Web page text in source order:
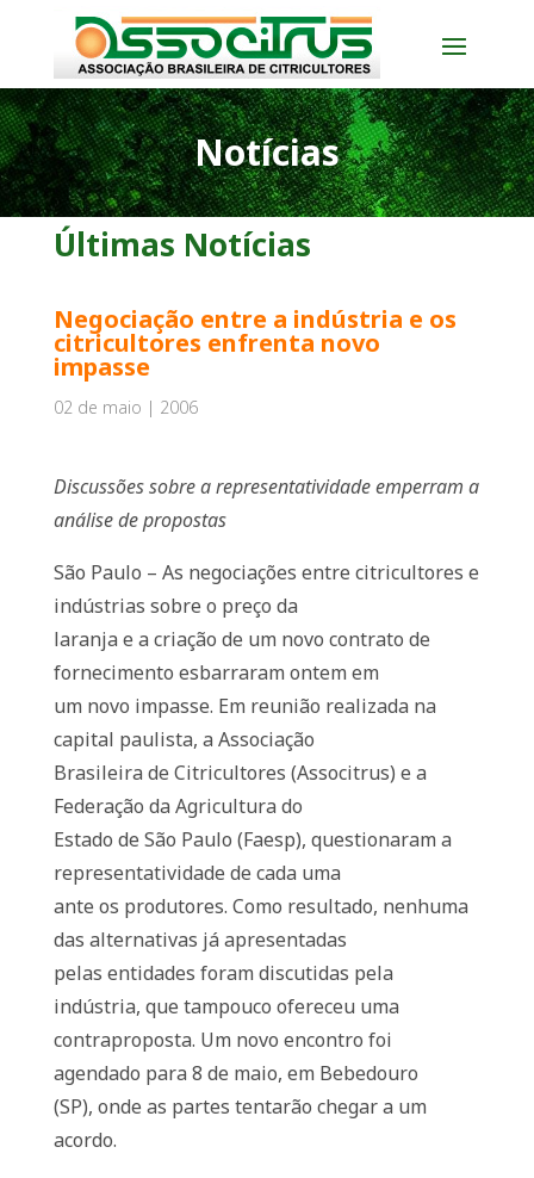
Notícias
Últimas Notícias
Negociação entre a indústria e os
citricultores enfrenta novo
impasse
02 de maio | 2006
Discussões sobre a representatividade emperram a
análise de propostas
São Paulo – As negociações entre citricultores e
indústrias sobre o preço da
laranja e a criação de um novo contrato de
fornecimento esbarraram ontem em
um novo impasse. Em reunião realizada na
capital paulista, a Associação
Brasileira de Citricultores (Associtrus) e a
Federação da Agricultura do
Estado de São Paulo (Faesp), questionaram a
representatividade de cada uma
ante os produtores. Como resultado, nenhuma
das alternativas já apresentadas
pelas entidades foram discutidas pela
indústria, que tampouco ofereceu uma
contraproposta. Um novo encontro foi
agendado para 8 de maio, em Bebedouro
(SP), onde as partes tentarão chegar a um
acordo.